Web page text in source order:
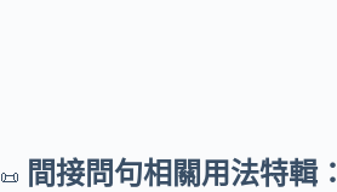
📜 間接問句相關用法特輯：